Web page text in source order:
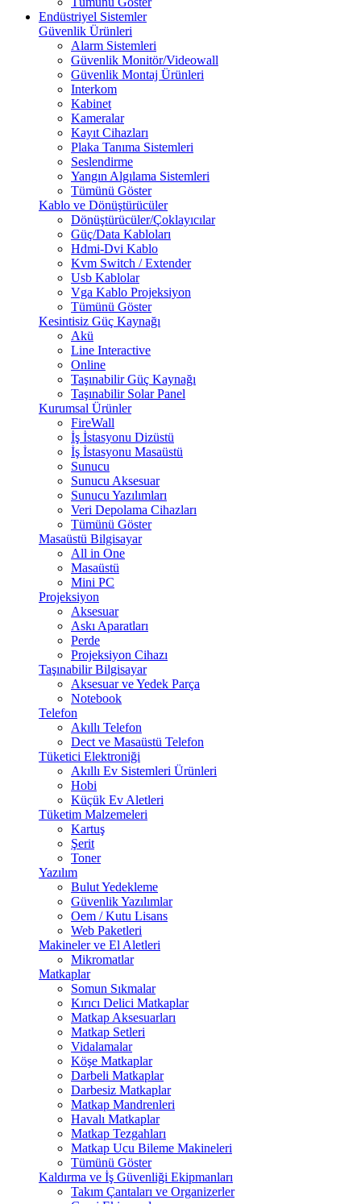
Endüstriyel Sistemler
Güvenlik Ürünleri
Alarm Sistemleri
Güvenlik Monitör/Videowall
Güvenlik Montaj Ürünleri
Interkom
Kabinet
Kameralar
Kayıt Cihazları
Plaka Tanıma Sistemleri
Seslendirme
Yangın Algılama Sistemleri
Tümünü Göster
Kablo ve Dönüştürücüler
Dönüştürücüler/Çoklayıcılar
Güç/Data Kabloları
Hdmi-Dvi Kablo
Kvm Switch / Extender
Usb Kablolar
Vga Kablo Projeksiyon
Tümünü Göster
Kesintisiz Güç Kaynağı
Akü
Line Interactive
Online
Taşınabilir Güç Kaynağı
Taşınabilir Solar Panel
Kurumsal Ürünler
FireWall
İş İstasyonu Dizüstü
İş İstasyonu Masaüstü
Sunucu
Sunucu Aksesuar
Sunucu Yazılımları
Veri Depolama Cihazları
Tümünü Göster
Masaüstü Bilgisayar
All in One
Masaüstü
Mini PC
Projeksiyon
Aksesuar
Askı Aparatları
Perde
Projeksiyon Cihazı
Taşınabilir Bilgisayar
Aksesuar ve Yedek Parça
Notebook
Telefon
Akıllı Telefon
Dect ve Masaüstü Telefon
Tüketici Elektroniği
Akıllı Ev Sistemleri Ürünleri
Hobi
Küçük Ev Aletleri
Tüketim Malzemeleri
Kartuş
Şerit
Toner
Yazılım
Bulut Yedekleme
Güvenlik Yazılımlar
Oem / Kutu Lisans
Web Paketleri
Makineler ve El Aletleri
Mikromatlar
Matkaplar
Somun Sıkmalar
Kırıcı Delici Matkaplar
Matkap Aksesuarları
Matkap Setleri
Vidalamalar
Köşe Matkaplar
Darbeli Matkaplar
Darbesiz Matkaplar
Matkap Mandrenleri
Havalı Matkaplar
Matkap Tezgahları
Matkap Ucu Bileme Makineleri
Tümünü Göster
Kaldırma ve İş Güvenliği Ekipmanları
Takım Çantaları ve Organizerler